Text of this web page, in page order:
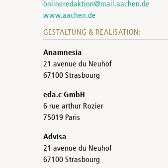
onlineredaktion@mail.aachen.de
www.aachen.de
GESTALTUNG & REALISATION:
Anamnesia
21 avenue du Neuhof
67100 Strasbourg
eda.c GmbH
6 rue arthur Rozier
75019 Paris
Advisa
21 avenue du Neuhof
67100 Strasbourg